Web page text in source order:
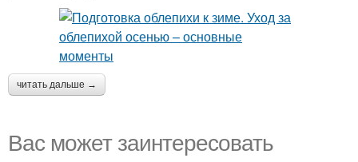
читать дальше →
Вас может заинтересовать